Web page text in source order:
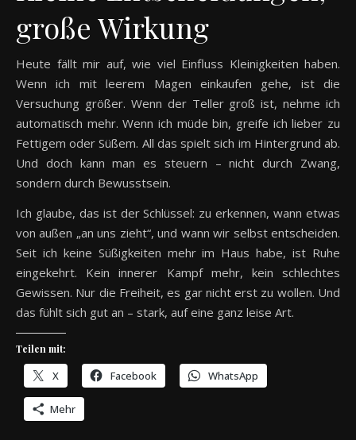
große Wirkung
Heute fällt mir auf, wie viel Einfluss Kleinigkeiten haben.
Wenn ich mit leerem Magen einkaufen gehe, ist die
Versuchung größer. Wenn der Teller groß ist, nehme ich
automatisch mehr. Wenn ich müde bin, greife ich lieber zu
Fettigem oder Süßem. All das spielt sich im Hintergrund ab.
Und doch kann man es steuern – nicht durch Zwang,
sondern durch Bewusstsein.
Ich glaube, das ist der Schlüssel: zu erkennen, wann etwas
von außen „an uns zieht“, und wann wir selbst entscheiden.
Seit ich keine Süßigkeiten mehr im Haus habe, ist Ruhe
eingekehrt. Kein innerer Kampf mehr, kein schlechtes
Gewissen. Nur die Freiheit, es gar nicht erst zu wollen. Und
das fühlt sich gut an – stark, auf eine ganz leise Art.
Teilen mit:
X Facebook WhatsApp
Mehr